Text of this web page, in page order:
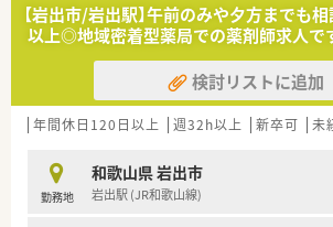
【勤務実態について】
■週5日勤務シフトであり、残業がほとんど
ライベートの時間が確保できます。
■薬剤師は常時3名体制で業務を行うため
とはなく安心です。
■近隣店舗との連携も密に取れており、急
【職場環境と雰囲気】
■「人気の出る薬局」を目指した企業理念
【岩出市/岩出駅】午前のみや夕方までも
以上◎地域密着型薬局での薬剤師求人で
検討リストに追加
年間休日120日以上 週32h以上 新卒可 未
勤務地
和歌山県 岩出市
岩出駅 (JR和歌山線)